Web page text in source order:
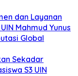
dan Layanan
Mahmud Yunus
Global
Sekadar
S3 UIN